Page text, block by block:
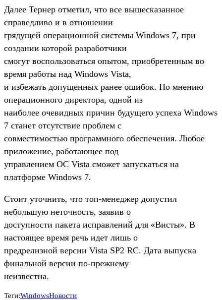
Далее Тернер отметил, что все вышесказанное
справедливо и в отношении
грядущей операционной системы Windows 7, при
создании которой разработчики
смогут воспользоваться опытом, приобретенным во
время работы над Windows Vista,
и избежать допущенных ранее ошибок. По мнению
операционного директора, одной из
наиболее очевидных причин будущего успеха Windows
7 станет отсутствие проблем с
совместимостью программного обеспечения. Любое
приложение, работающее под
управлением ОС Vista сможет запускаться на
платформе Windows 7.
Стоит уточнить, что топ-менеджер допустил
небольшую неточность, заявив о
доступности пакета исправлений для «Висты». В
настоящее время речь идет лишь о
предрелизной версии Vista SP2 RC. Дата выпуска
финальной версии по-прежнему
неизвестна.
Теги:WindowsНовости